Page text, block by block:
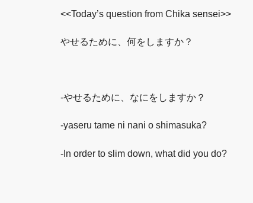
<<Today’s question from Chika sensei>>
やせるために、何をしますか？
-やせるために、なにをしますか？
-yaseru tame ni nani o shimasuka?
-In order to slim down, what did you do?